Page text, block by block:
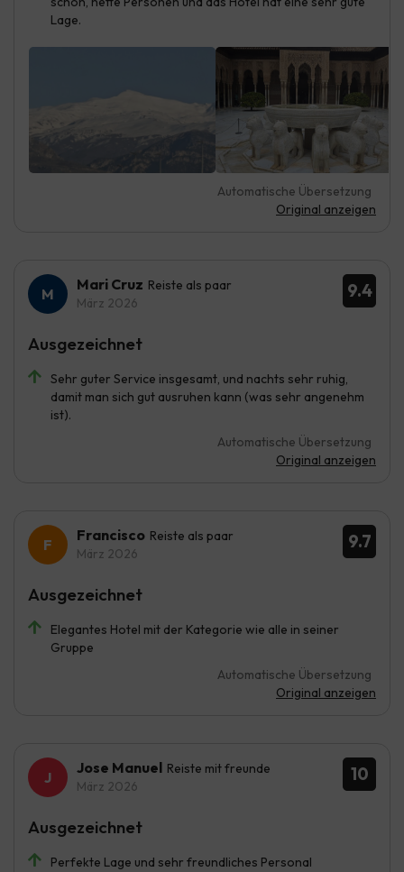
Lage.
Automatische Übersetzung
Original anzeigen
9.4
Mari Cruz Reiste als paar
März 2026
Sehr guter Service insgesamt, und nachts sehr ruhig,
damit man sich gut ausruhen kann (was sehr angenehm
ist).
Automatische Übersetzung
Original anzeigen
Ausgezeichnet
9.7
Francisco Reiste als paar
März 2026
Elegantes Hotel mit der Kategorie wie alle in seiner
Gruppe
Automatische Übersetzung
Original anzeigen
Ausgezeichnet
10
Jose Manuel Reiste mit freunde
März 2026
Perfekte Lage und sehr freundliches Personal
Ausgezeichnet